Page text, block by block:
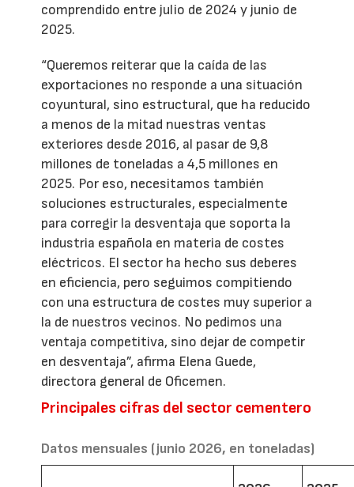
comprendido entre julio de 2024 y junio de
2025.
“Queremos reiterar que la caída de las
exportaciones no responde a una situación
coyuntural, sino estructural, que ha reducido
a menos de la mitad nuestras ventas
exteriores desde 2016, al pasar de 9,8
millones de toneladas a 4,5 millones en
2025. Por eso, necesitamos también
soluciones estructurales, especialmente
para corregir la desventaja que soporta la
industria española en materia de costes
eléctricos. El sector ha hecho sus deberes
en eficiencia, pero seguimos compitiendo
con una estructura de costes muy superior a
la de nuestros vecinos. No pedimos una
ventaja competitiva, sino dejar de competir
en desventaja”, afirma Elena Guede,
directora general de Oficemen.
Principales cifras del sector cementero
Datos mensuales (junio 2026, en toneladas)